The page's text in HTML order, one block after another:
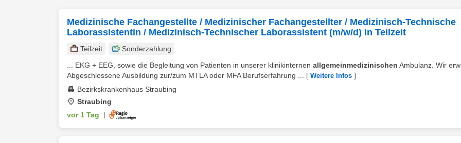
Medizinische Fachangestellte / Medizinischer Fachangestellter / Medizinisch-Technische
Laborassistentin / Medizinisch-Technischer Laborassistent (m/w/d) in Teilzeit
Teilzeit
Sonderzahlung
... EKG + EEG, sowie die Begleitung von Patienten in unserer klinikinternen allgemeinmedizinischen Ambulanz. Wir
Abgeschlossene Ausbildung zur/zum MTLA oder MFA Berufserfahrung ...
[ Weitere Infos ]
Bezirkskrankenhaus Straubing
Straubing
vor 1 Tag